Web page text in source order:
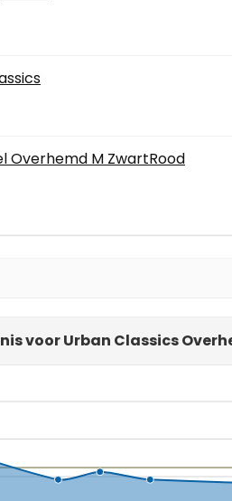
Overhemd M ZwartRood
voor Urban Classics